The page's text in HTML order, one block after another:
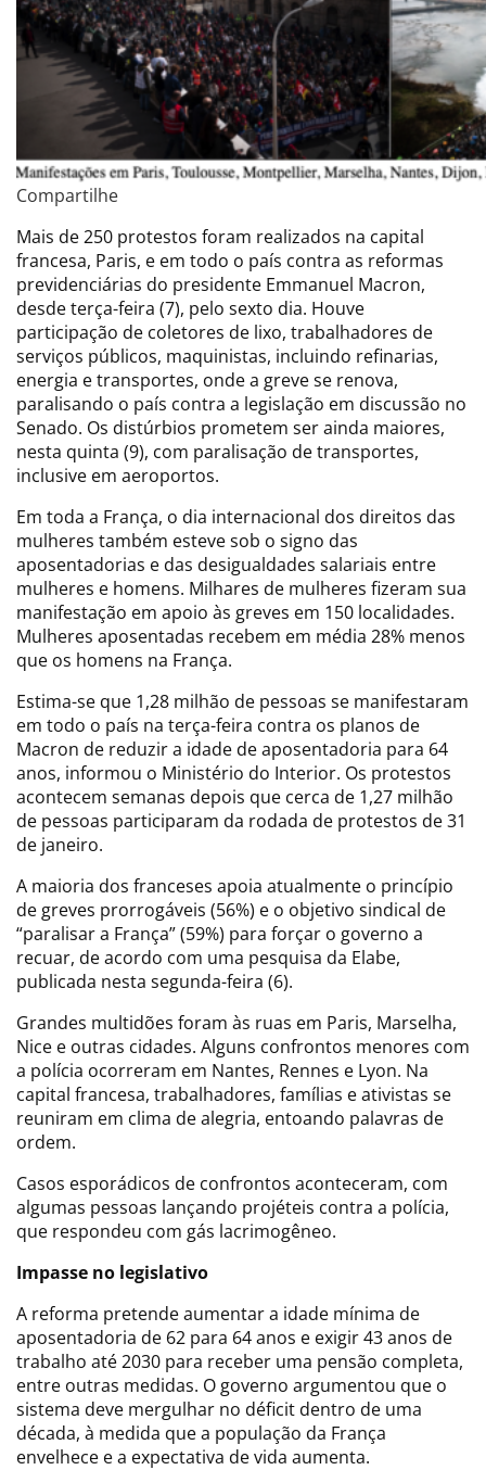
Compartilhe
Mais de 250 protestos foram realizados na capital
francesa, Paris, e em todo o país contra as reformas
previdenciárias do presidente Emmanuel Macron,
desde terça-feira (7), pelo sexto dia. Houve
participação de coletores de lixo, trabalhadores de
serviços públicos, maquinistas, incluindo refinarias,
energia e transportes, onde a greve se renova,
paralisando o país contra a legislação em discussão no
Senado. Os distúrbios prometem ser ainda maiores,
nesta quinta (9), com paralisação de transportes,
inclusive em aeroportos.
Em toda a França, o dia internacional dos direitos das
mulheres também esteve sob o signo das
aposentadorias e das desigualdades salariais entre
mulheres e homens. Milhares de mulheres fizeram sua
manifestação em apoio às greves em 150 localidades.
Mulheres aposentadas recebem em média 28% menos
que os homens na França.
Estima-se que 1,28 milhão de pessoas se manifestaram
em todo o país na terça-feira contra os planos de
Macron de reduzir a idade de aposentadoria para 64
anos, informou o Ministério do Interior. Os protestos
acontecem semanas depois que cerca de 1,27 milhão
de pessoas participaram da rodada de protestos de 31
de janeiro.
A maioria dos franceses apoia atualmente o princípio
de greves prorrogáveis (56%) e o objetivo sindical de
“paralisar a França” (59%) para forçar o governo a
recuar, de acordo com uma pesquisa da Elabe,
publicada nesta segunda-feira (6).
Grandes multidões foram às ruas em Paris, Marselha,
Nice e outras cidades. Alguns confrontos menores com
a polícia ocorreram em Nantes, Rennes e Lyon. Na
capital francesa, trabalhadores, famílias e ativistas se
reuniram em clima de alegria, entoando palavras de
ordem.
Casos esporádicos de confrontos aconteceram, com
algumas pessoas lançando projéteis contra a polícia,
que respondeu com gás lacrimogêneo.
Impasse no legislativo
A reforma pretende aumentar a idade mínima de
aposentadoria de 62 para 64 anos e exigir 43 anos de
trabalho até 2030 para receber uma pensão completa,
entre outras medidas. O governo argumentou que o
sistema deve mergulhar no déficit dentro de uma
década, à medida que a população da França
envelhece e a expectativa de vida aumenta.